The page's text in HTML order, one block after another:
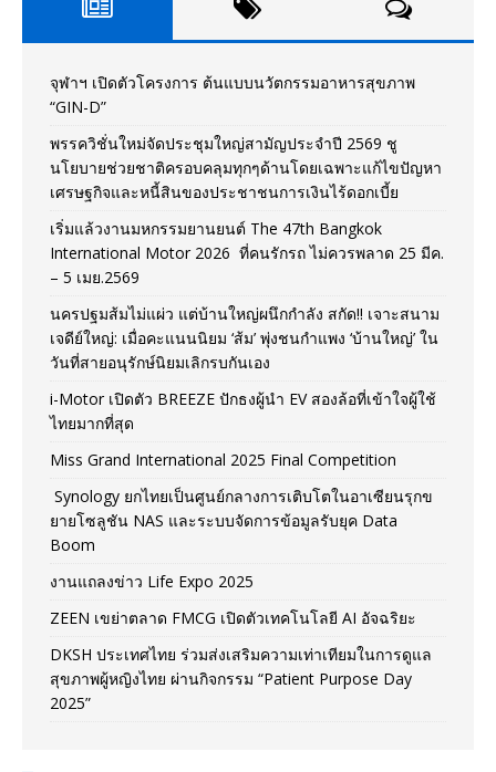
จุฬาฯ เปิดตัวโครงการ ต้นแบบนวัตกรรมอาหารสุขภาพ
“GIN-D”
พรรควิชั่นใหม่จัดประชุมใหญ่สามัญประจำปี 2569 ชู
นโยบายช่วยชาติครอบคลุมทุกๆด้านโดยเฉพาะแก้ไขปัญหา
เศรษฐกิจและหนี้สินของประชาชนการเงินไร้ดอกเบี้ย
เริ่มแล้วงานมหกรรมยานยนต์ The 47th Bangkok
International Motor 2026 ที่คนรักรถ ไม่ควรพลาด 25 มีค.
– 5 เมย.2569
นครปฐมส้มไม่แผ่ว แต่บ้านใหญ่ผนึกกำลัง สกัด!! เจาะสนาม
เจดีย์ใหญ่: เมื่อคะแนนนิยม ‘ส้ม’ พุ่งชนกำแพง ‘บ้านใหญ่’ ใน
วันที่สายอนุรักษ์นิยมเลิกรบกันเอง
i-Motor เปิดตัว BREEZE ปักธงผู้นำ EV สองล้อที่เข้าใจผู้ใช้
ไทยมากที่สุด
Miss Grand International 2025 Final Competition
Synology ยกไทยเป็นศูนย์กลางการเติบโตในอาเซียนรุกข
ยายโซลูชัน NAS และระบบจัดการข้อมูลรับยุค Data
Boom
งานแถลงข่าว Life Expo 2025
ZEEN เขย่าตลาด FMCG เปิดตัวเทคโนโลยี AI อัจฉริยะ
DKSH ประเทศไทย ร่วมส่งเสริมความเท่าเทียมในการดูแล
สุขภาพผู้หญิงไทย ผ่านกิจกรรม “Patient Purpose Day
2025”